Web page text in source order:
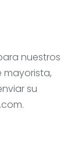
nuestros
mayorista,
su
.